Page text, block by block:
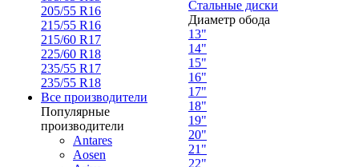
205/55 R16
215/55 R16
215/60 R17
225/60 R18
235/55 R17
235/55 R18
Все производители
Популярные
производители
Antares
Aosen
Стальные диски
Диаметр обода
13"
14"
15"
16"
17"
18"
19"
20"
21"
22"